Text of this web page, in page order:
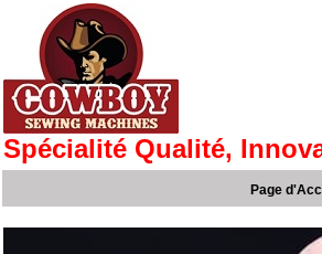
Spécialité Qualité,
Page